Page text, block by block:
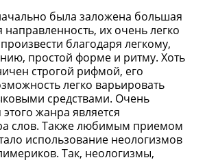
была заложена большая
их очень легко
благодаря легкому,
простой форме и ритму. Хоть
строгой рифмой, его
легко варьировать
средствами. Очень
жанра является
слов. Также любимым приемом
использование неологизмов
Так, неологизмы,